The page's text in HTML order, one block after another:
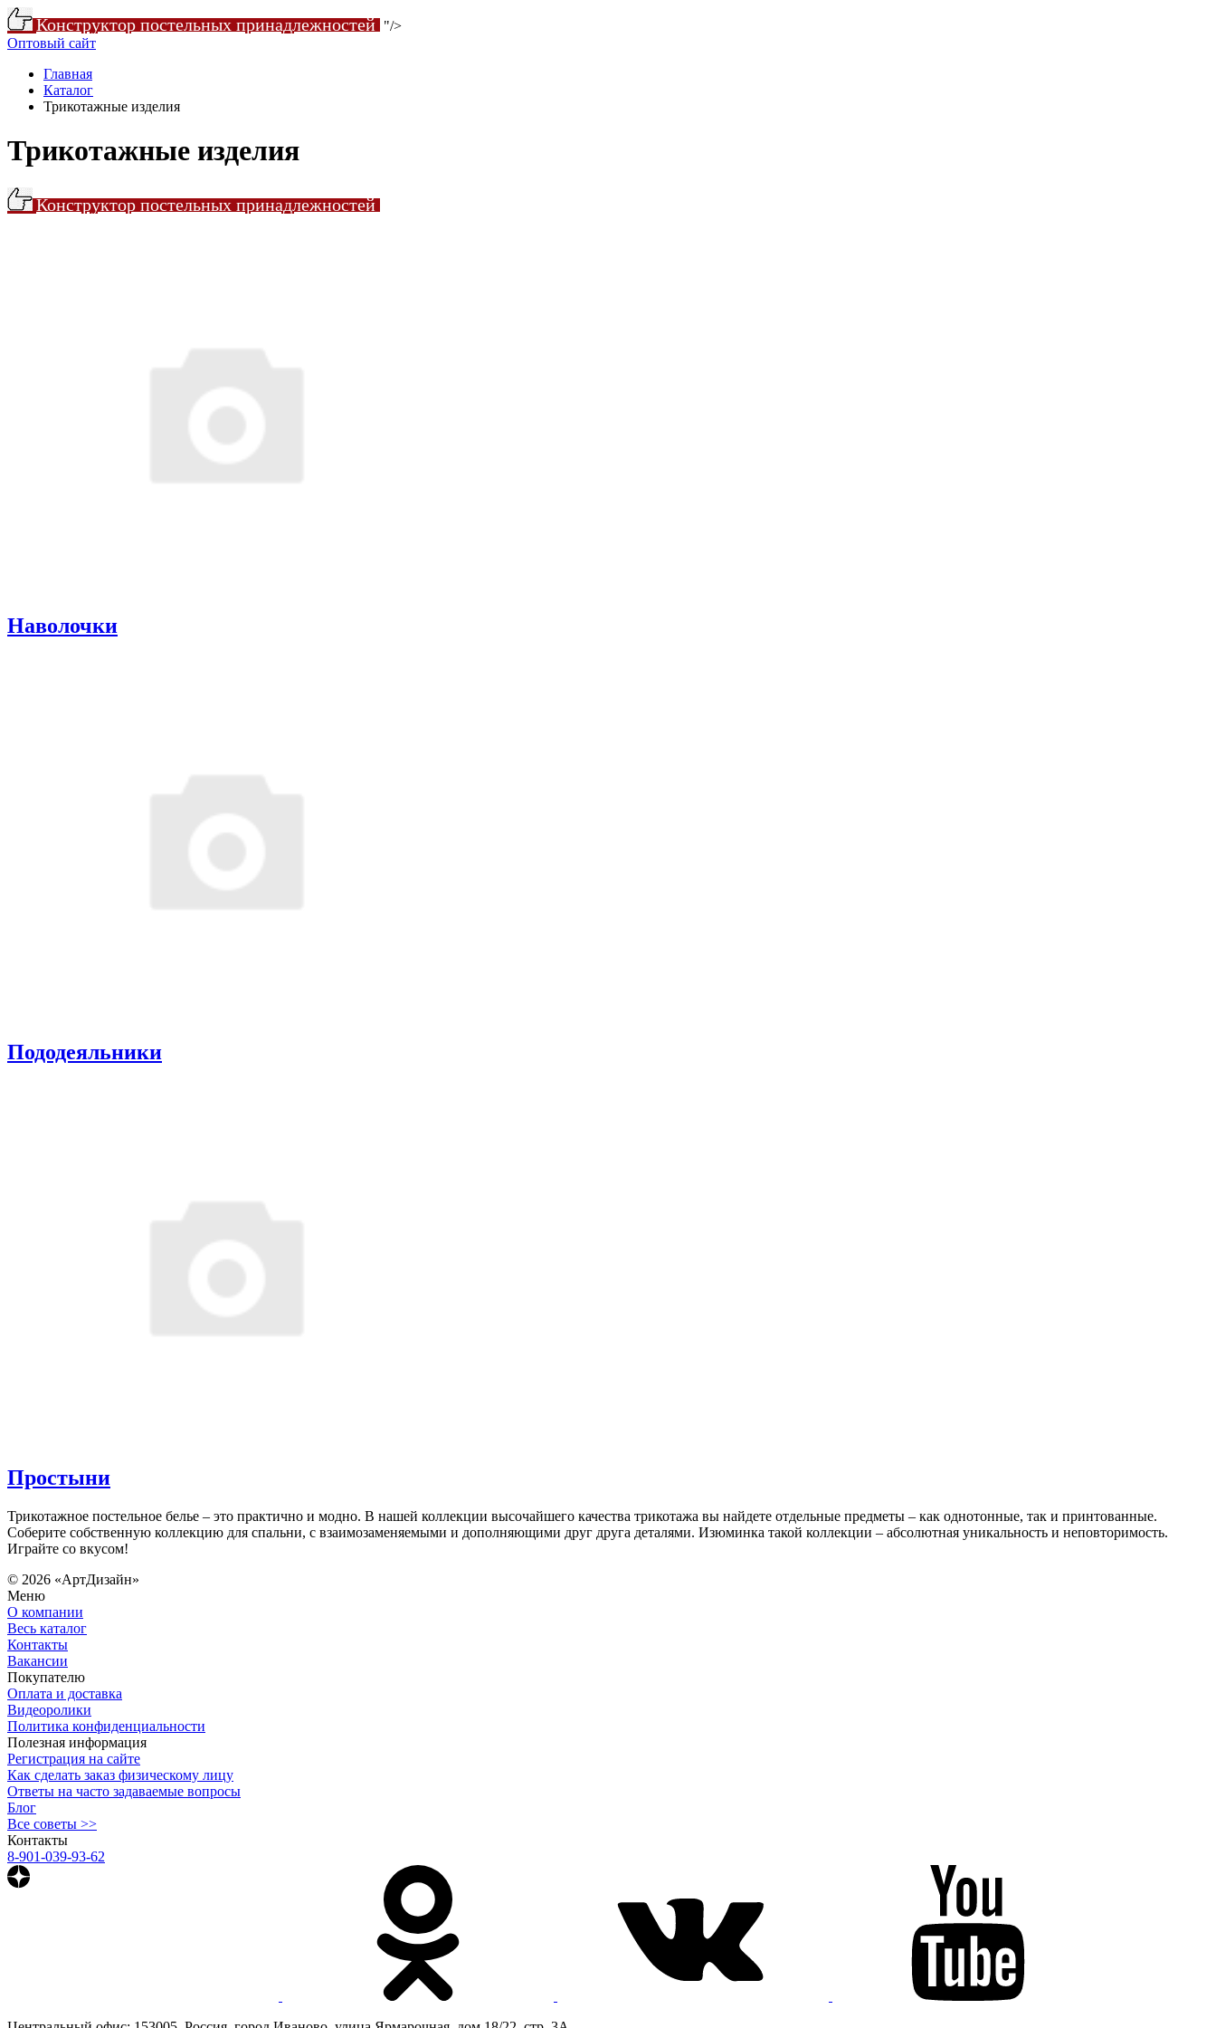
Конструктор постельных принадлежностей "/>
Оптовый сайт
Главная
Каталог
Трикотажные изделия
Трикотажные изделия
Конструктор постельных принадлежностей
Наволочки
Пододеяльники
Простыни
Трикотажное постельное белье – это практично и модно. В нашей коллекции высочайшего качества трикотажа вы найдете отдельные предметы – как однотонные, так и принтованные.
Соберите собственную коллекцию для спальни, с взаимозаменяемыми и дополняющими друг друга деталями. Изюминка такой коллекции – абсолютная уникальность и неповторимость.
Играйте со вкусом!
© 2026 «АртДизайн»
Меню
О компании
Весь каталог
Контакты
Вакансии
Покупателю
Оплата и доставка
Видеоролики
Политика конфиденциальности
Полезная информация
Регистрация на сайте
Как сделать заказ физическому лицу
Ответы на часто задаваемые вопросы
Блог
Все советы >>
Контакты
8-901-039-93-62